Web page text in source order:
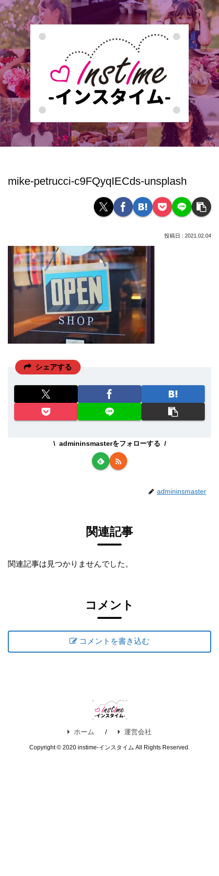
mike-petrucci-c9FQyqIECds-unsplash
2021.02.04
シェアする
admininsmasterをフォローする
admininsmaster
関連記事
関連記事は見つかりませんでした。
コメント
コメントを書き込む
ホーム 運営会社
Copyright © 2020 instime-インスタイム All Rights Reserved.